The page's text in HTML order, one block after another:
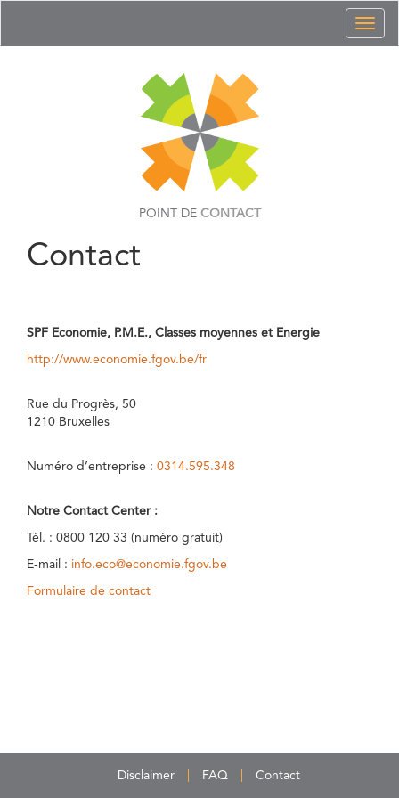
POINT DE CONTACT
Contact
SPF Economie, P.M.E., Classes moyennes et Energie
http://www.economie.fgov.be/fr
Rue du Progrès, 50
1210 Bruxelles
Numéro d’entreprise : 0314.595.348
Notre Contact Center :
Tél. : 0800 120 33 (numéro gratuit)
E-mail : info.eco@economie.fgov.be
Formulaire de contact
Disclaimer FAQ Contact